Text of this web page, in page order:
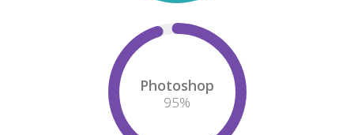
Photoshop
95%